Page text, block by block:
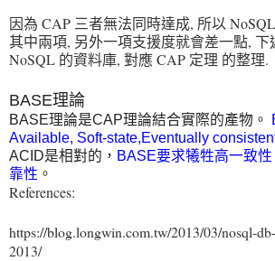
因為 CAP 三者無法同時達成, 所以
其中兩項, 另外一項支援度就會差一點,
NoSQL 的資料庫, 對應 CAP 定理 的整理.
BASE理論
BASE理論是CAP理論結合實際的產物。
Available, Soft-state,Eventually
ACID是相對的， BASE要求犧牲高一致
靠性 。
References:
https://blog.longwin.com.tw/2013/03/nosql-
2013/